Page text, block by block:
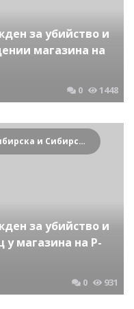
за убийство и
магазина на
0 1448
Криминальные новости Новосибирска и Сибирского региона
за убийство и
у магазина на Р-
0 931